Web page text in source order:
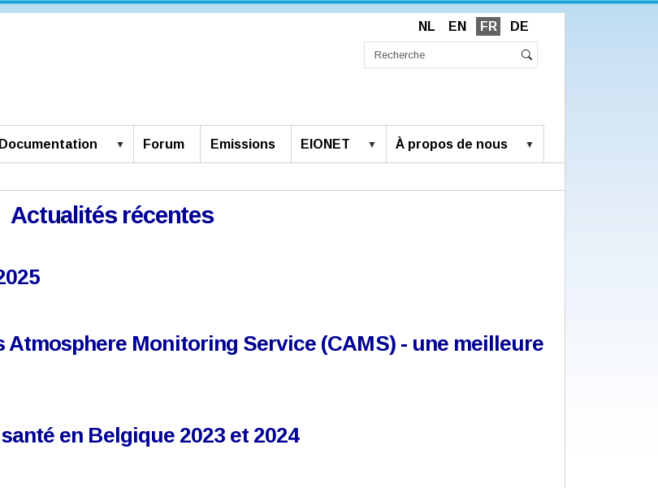
NL EN FR DE
Documentation Forum Emissions EIONET À propos de nous
Actualités récentes
Monitoring Service (CAMS) - une meilleure
en Belgique 2023 et 2024